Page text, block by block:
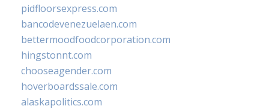
pidfloorsexpress.com
bancodevenezuelaen.com
bettermoodfoodcorporation.com
hingstonnt.com
chooseagender.com
hoverboardssale.com
alaskapolitics.com